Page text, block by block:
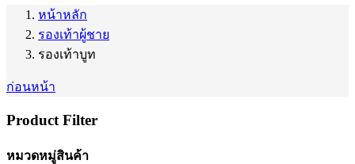
หน้าหลัก
รองเท้าผู้ชาย
รองเท้าบูท
ก่อนหน้า
Product Filter
หมวดหมู่สินค้า